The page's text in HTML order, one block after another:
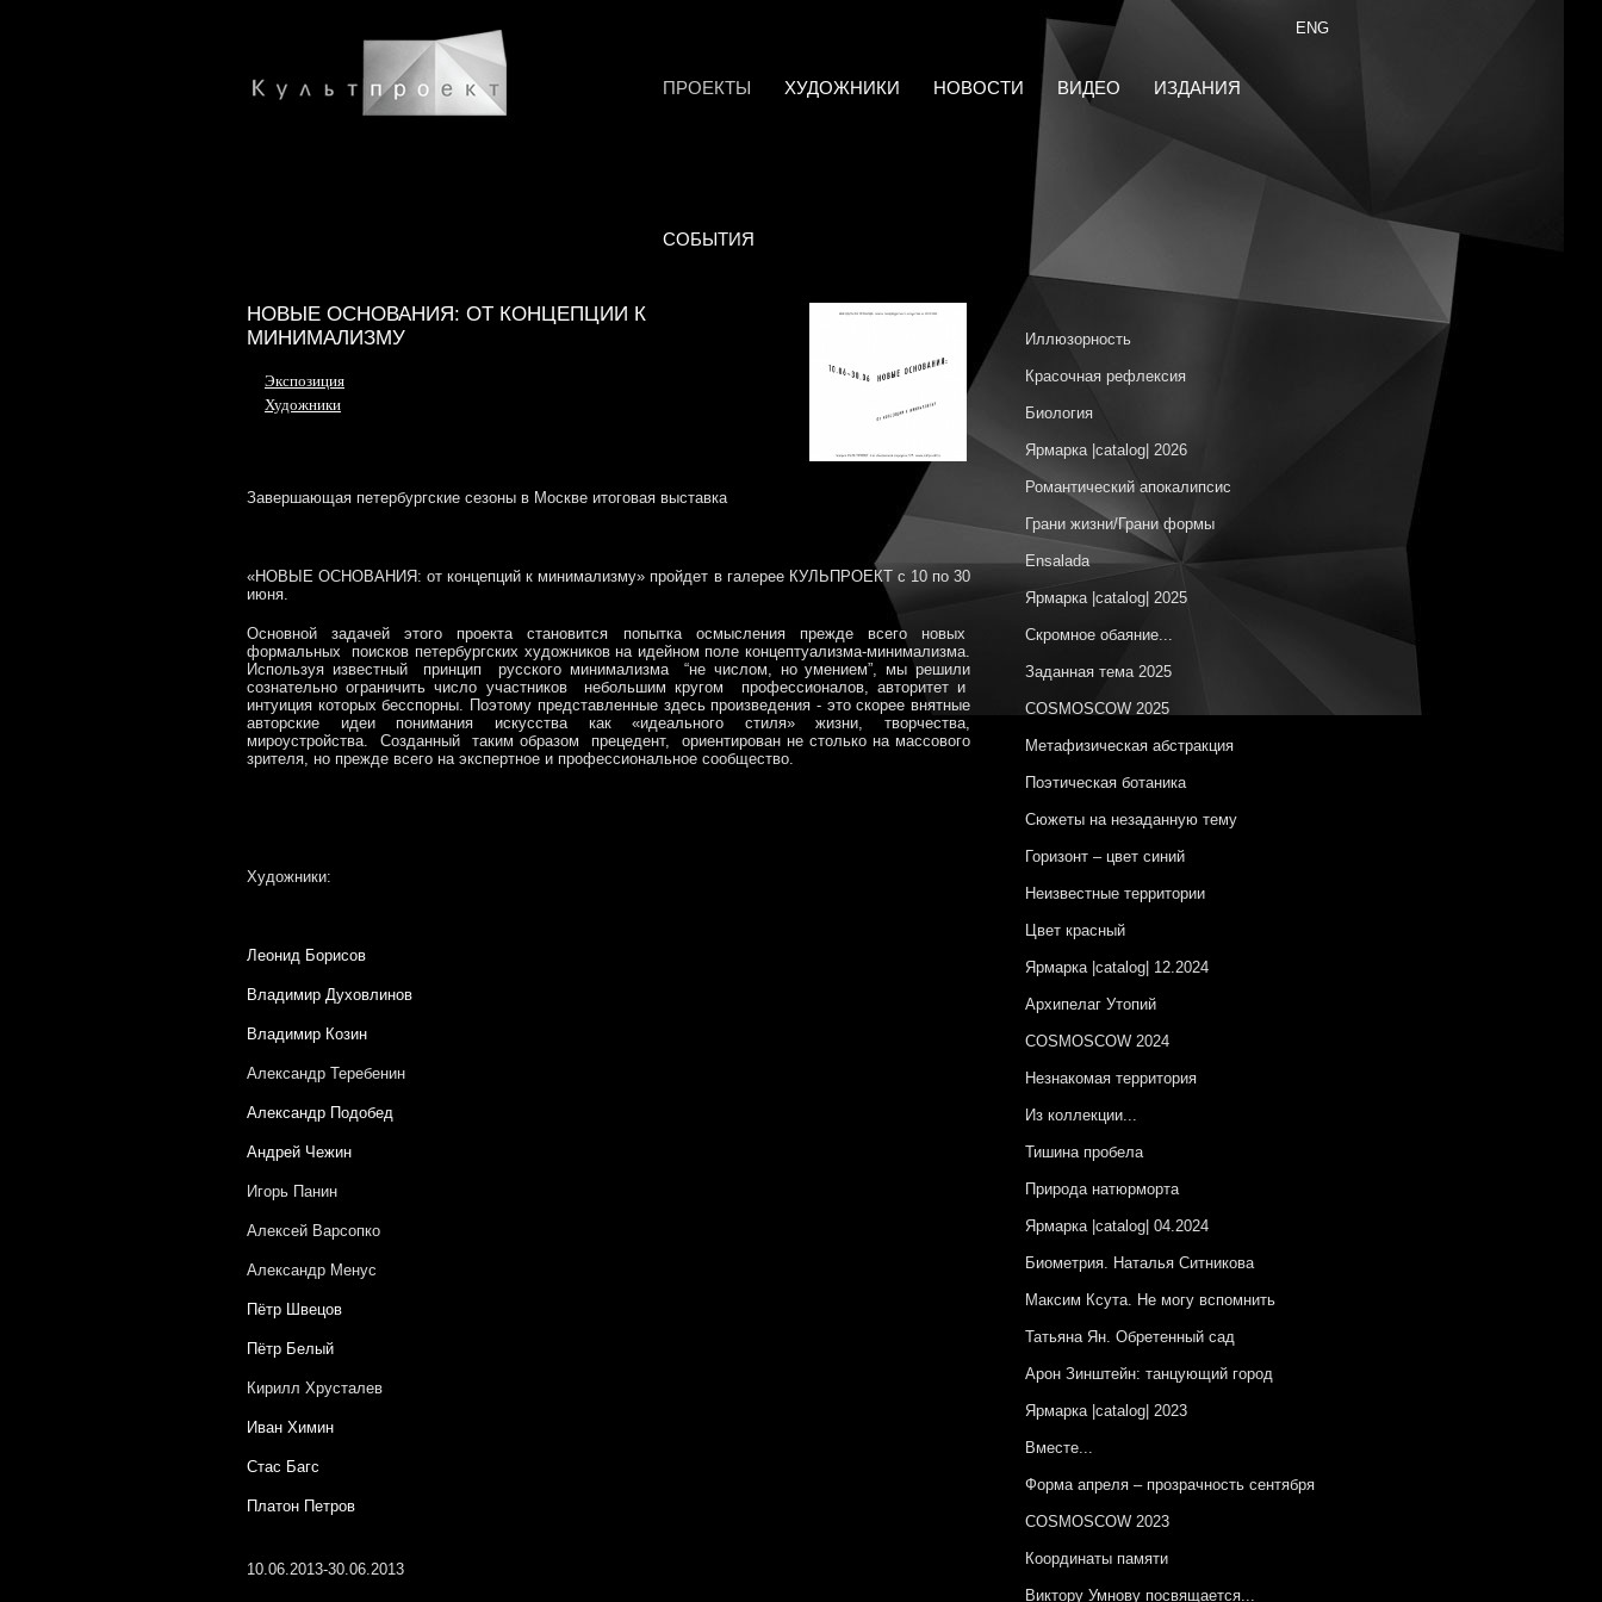
ENG
ПРОЕКТЫ ХУДОЖНИКИ НОВОСТИ ВИДЕО ИЗДАНИЯ
СОБЫТИЯ
НОВЫЕ ОСНОВАНИЯ: ОТ КОНЦЕПЦИИ К
МИНИМАЛИЗМУ
Экспозиция
Художники
Завершающая петербургские сезоны в Москве итоговая выставка
«НОВЫЕ ОСНОВАНИЯ: от концепций к минимализму» пройдет в галерее КУЛЬПРОЕКТ с 10 по 30
июня.
Основной задачей этого проекта становится попытка осмысления прежде всего новых
формальных поисков петербургских художников на идейном поле концептуализма-минимализма.
Используя известный принцип русского минимализма “не числом, но умением”, мы решили
сознательно ограничить число участников небольшим кругом профессионалов, авторитет и
интуиция которых бесспорны. Поэтому представленные здесь произведения - это скорее внятные
авторские идеи понимания искусства как «идеального стиля» жизни, творчества,
мироустройства. Созданный таким образом прецедент, ориентирован не столько на массового
зрителя, но прежде всего на экспертное и профессиональное сообщество.
Художники:
Леонид Борисов
Владимир Духовлинов
Владимир Козин
Александр Теребенин
Александр Подобед
Андрей Чежин
Игорь Панин
Алексей Варсопко
Александр Менус
Пётр Швецов
Пётр Белый
Кирилл Хрусталев
Иван Химин
Стас Багс
Платон Петров
10.06.2013-30.06.2013
Иллюзорность
Красочная рефлексия
Биология
Ярмарка |catalog| 2026
Романтический апокалипсис
Грани жизни/Грани формы
Ensalada
Ярмарка |catalog| 2025
Скромное обаяние...
Заданная тема 2025
COSMOSCOW 2025
Метафизическая абстракция
Поэтическая ботаника
Сюжеты на незаданную тему
Горизонт – цвет синий
Неизвестные территории
Цвет красный
Ярмарка |catalog| 12.2024
Архипелаг Утопий
COSMOSCOW 2024
Незнакомая территория
Из коллекции...
Тишина пробела
Природа натюрморта
Ярмарка |catalog| 04.2024
Биометрия. Наталья Ситникова
Максим Ксута. Не могу вспомнить
Татьяна Ян. Обретенный сад
Арон Зинштейн: танцующий город
Ярмарка |catalog| 2023
Вместе...
Форма апреля – прозрачность сентября
COSMOSCOW 2023
Координаты памяти
Виктору Умнову посвящается...